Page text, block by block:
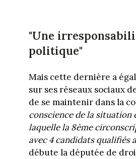
"Une
politique"
Mais cette dernière a
sur ses réseaux sociaux
de se maintenir dans la
conscience de la situation
laquelle la 8ème
avec 4 candidats qualifiés
débute la députée de